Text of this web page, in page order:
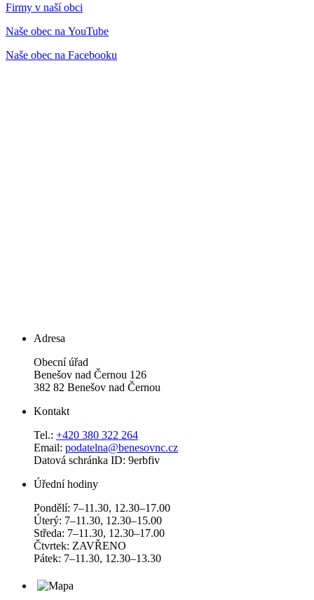
Firmy v naší obci
Naše obec na YouTube
Naše obec na Facebooku
Adresa
Obecní úřad
Benešov nad Černou 126
382 82 Benešov nad Černou
Kontakt
Tel.: +420 380 322 264
Email: podatelna@benesovnc.cz
Datová schránka ID: 9erbfiv
Úřední hodiny
Pondělí: 7–11.30, 12.30–17.00
Úterý: 7–11.30, 12.30–15.00
Středa: 7–11.30, 12.30–17.00
Čtvrtek: ZAVŘENO
Pátek: 7–11.30, 12.30–13.30